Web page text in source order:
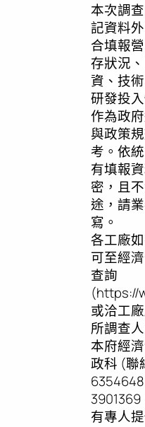
本次調
記資料
合填報
存狀況
資、技
研發投
作為政
與政策
考。依
有填報
密，且
途，請
寫。
各工廠
可至經
查詢
(https://
或洽工
所調查
本府經
政科 (聯
有專人